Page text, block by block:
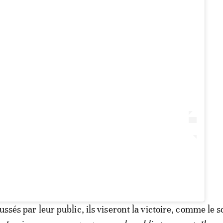
par leur public, ils viseront la victoire, comme le